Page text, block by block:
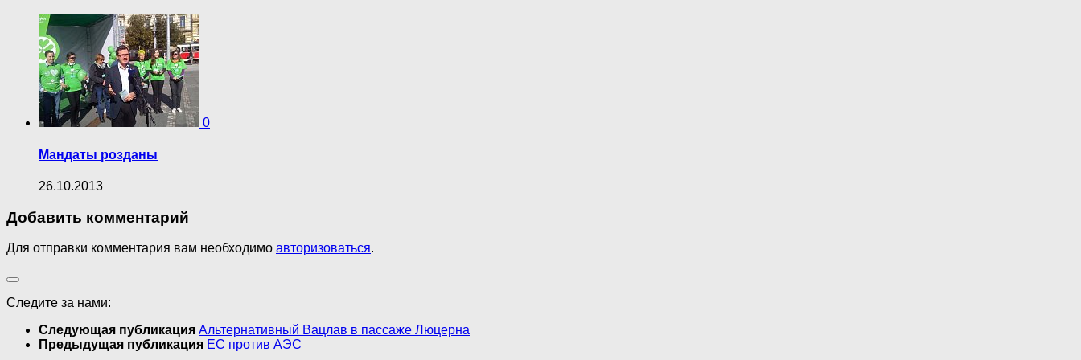
0
Мандаты розданы
26.10.2013
Добавить комментарий
Для отправки комментария вам необходимо авторизоваться.
Следите за нами:
Следующая публикация Альтернативный Вацлав в пассаже Люцерна
Предыдущая публикация ЕС против АЭС